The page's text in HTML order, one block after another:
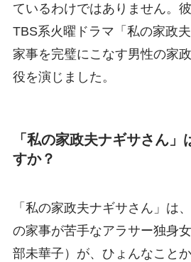
ているわけではありません。
TBS系火曜ドラマ「私の家政
家事を完璧にこなす男性の家
役を演じました。
「私の家政夫ナギサさん
すか？
「私の家政夫ナギサさん」は
の家事が苦手なアラサー独身
部未華子）が、ひょんなこと